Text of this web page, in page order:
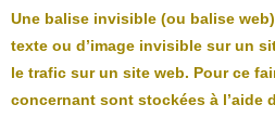
Une balise invisible (ou balise
texte ou d’image invisible sur un
le trafic sur un site web. Pour ce
concernant sont stockées à l’aide